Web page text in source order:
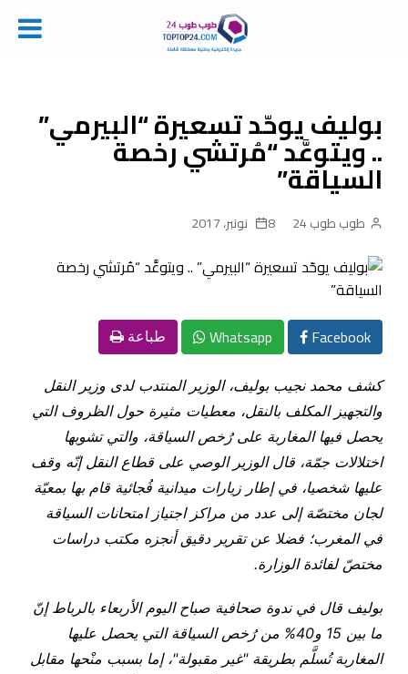
بوليف يوحّد تسعيرة “البيرمي”
.. ويتوعَّد “مُرتشي رخصة
السياقة”
طوب طوب 24 8 نونبر، 2017
Facebook
Whatsapp طباعة
كشف محمد نجيب بوليف، الوزير المنتدب لدى وزير النقل
والتجهيز المكلف بالنقل، معطيات مثيرة حول الظروف التي
يحصل فيها المغاربة على رُخص السياقة، والتي تشوبها
اختلالات جمّة، قال الوزير الوصي على قطاع النقل إنّه وقف
عليها شخصيا، في إطار زيارات ميدانية فُجائية قام بها بمعيّة
لجان مختصّة إلى عدد من مراكز اجتياز امتحانات السياقة
في المغرب؛ فضلا عن تقرير دقيق أنجزه مكتب دراسات
مختصّ لفائدة الوزارة.
بوليف قال في ندوة صحافية صباح اليوم الأربعاء بالرباط إنّ
ما بين 15 و40% من رُخص السياقة التي يحصل عليها
المغاربة تُسلَّم بطريقة "غير مقبولة"، إما بسبب منْحها مقابل